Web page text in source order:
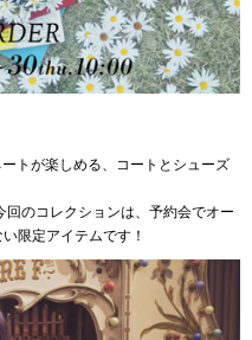
トが楽しめる、コートとシューズ
のコレクションは、予約会でオー
限定アイテムです！